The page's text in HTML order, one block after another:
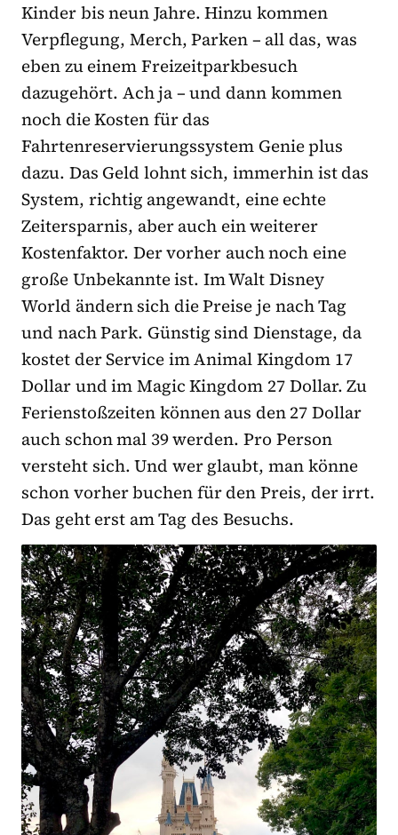
Kinder bis neun Jahre. Hinzu kommen
Verpflegung, Merch, Parken – all das, was
eben zu einem Freizeitparkbesuch
dazugehört. Ach ja – und dann kommen
noch die Kosten für das
Fahrtenreservierungssystem Genie plus
dazu. Das Geld lohnt sich, immerhin ist das
System, richtig angewandt, eine echte
Zeitersparnis, aber auch ein weiterer
Kostenfaktor. Der vorher auch noch eine
große Unbekannte ist. Im Walt Disney
World ändern sich die Preise je nach Tag
und nach Park. Günstig sind Dienstage, da
kostet der Service im Animal Kingdom 17
Dollar und im Magic Kingdom 27 Dollar. Zu
Ferienstoßzeiten können aus den 27 Dollar
auch schon mal 39 werden. Pro Person
versteht sich. Und wer glaubt, man könne
schon vorher buchen für den Preis, der irrt.
Das geht erst am Tag des Besuchs.